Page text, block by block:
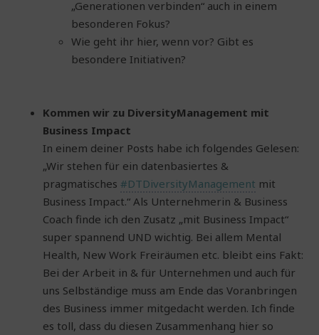
„Generationen verbinden“ auch in einem
besonderen Fokus?
Wie geht ihr hier, wenn vor? Gibt es
besondere Initiativen?
Kommen wir zu DiversityManagement mit
Business Impact
In einem deiner Posts habe ich folgendes Gelesen:
„Wir stehen für ein datenbasiertes &
pragmatisches #DTDiversityManagement mit
Business Impact.“ Als Unternehmerin & Business
Coach finde ich den Zusatz „mit Business Impact“
super spannend UND wichtig. Bei allem Mental
Health, New Work Freiräumen etc. bleibt eins Fakt:
Bei der Arbeit in & für Unternehmen und auch für
uns Selbständige muss am Ende das Voranbringen
des Business immer mitgedacht werden. Ich finde
es toll, dass du diesen Zusammenhang hier so